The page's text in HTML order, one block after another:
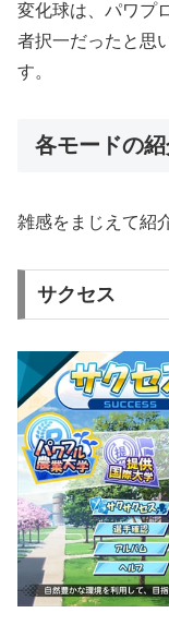
変化球は、パワプ
者択一だったと思
す。
各モードの
雑感をまじえて紹
サクセス